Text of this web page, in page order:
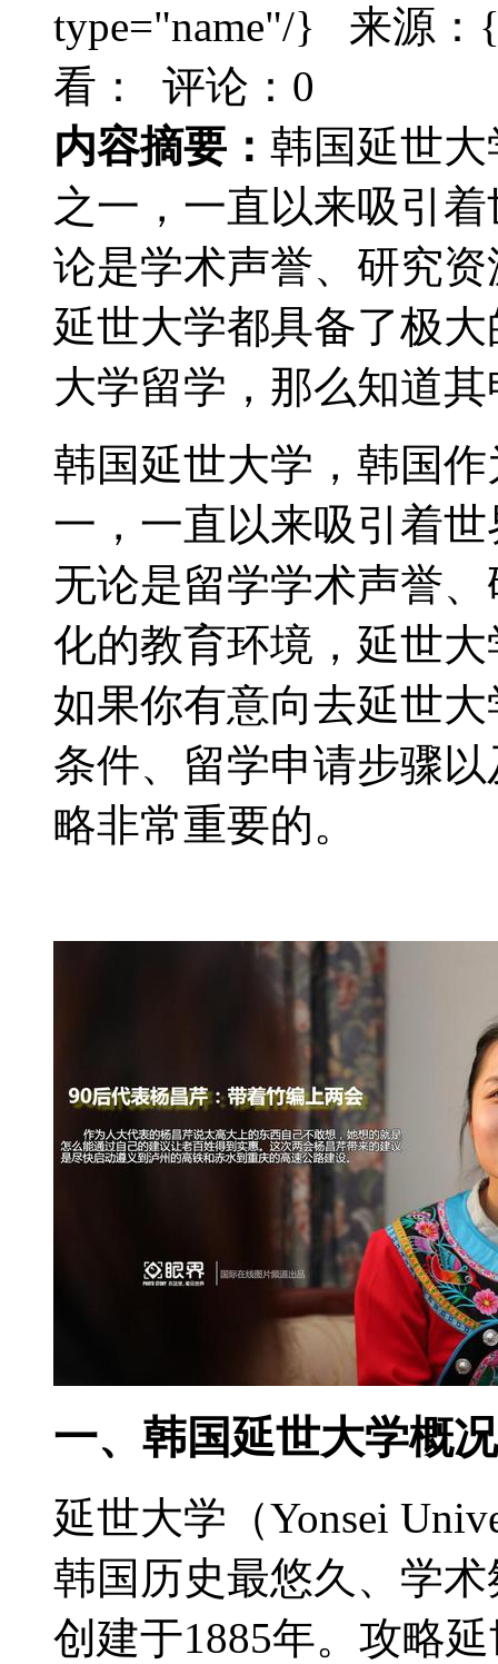
type="name"/} 来源：
看：
评论：0
内容摘要： 韩国延世
之一，一直以来吸引
论是学术声誉、研究
延世大学都具备了极
大学留学，那么知道
韩国延世大学，韩国
一，一直以来吸引着
无论是留学学术声誉
化的教育环境，延世
如果你有意向去延世
条件、留学申请步骤
略非常重要的。
一、韩国延世大学概
延世大学（Yonsei
韩国历史最悠久、学
创建于1885年。攻略